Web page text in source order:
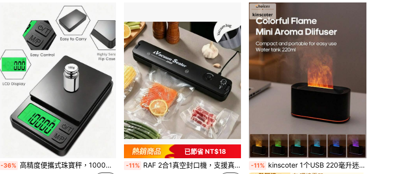
-36% 高精度便攜式珠寶秤，1000克稱重範圍，迷你電子秤，多功能測量，背光LCD顯示，適合日常使用，不含電池
已節省 NT$18
-11% RAF 2合1真空封口機，支援真空封口與單一封口，適用於保存肉類、蔬菜、水果、餅乾及其他乾/軟食物，實用廚房工具，適合居家、露營與旅行，夏季特惠！ -11% kinscoter 1个USB 220毫升迷你火焰香薰机，小型超声波卧室酒店空气加湿器，便携式彩色夜灯精油香薰机，生日圣诞礼物